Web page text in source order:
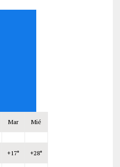
Mar Mié
+17° +28°